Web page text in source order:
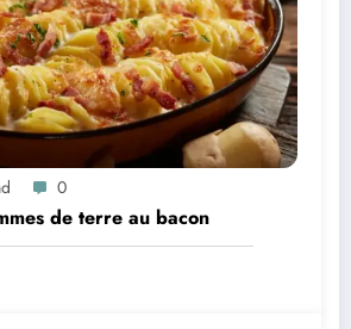
0
de terre au bacon